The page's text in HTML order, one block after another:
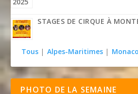
STAGES DE CIRQUE À
Tous | Alpes-Maritimes | Monaco
PHOTO DE LA SEMAINE